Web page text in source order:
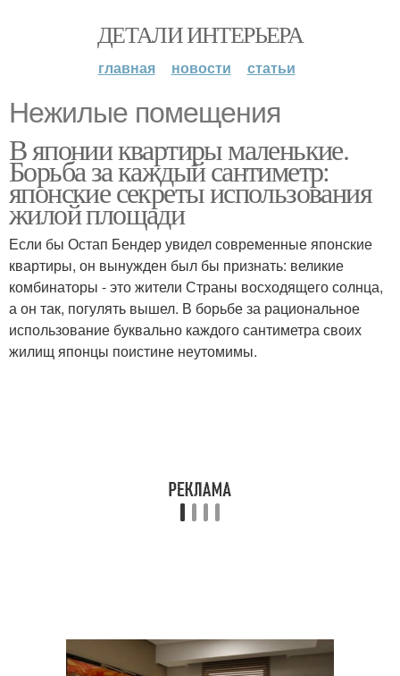
ДЕТАЛИ ИНТЕРЬЕРА
главная новости статьи
Нежилые помещения
В японии квартиры маленькие.
Борьба за каждый сантиметр:
японские секреты использования
жилой площади
Если бы Остап Бендер увидел современные японские
квартиры, он вынужден был бы признать: великие
комбинаторы - это жители Страны восходящего солнца,
а он так, погулять вышел. В борьбе за рациональное
использование буквально каждого сантиметра своих
жилищ японцы поистине неутомимы.